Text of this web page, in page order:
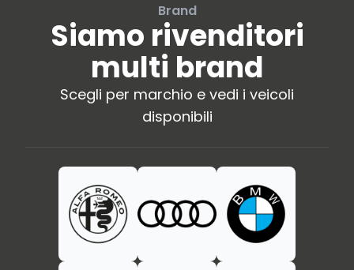
Brand
Siamo rivenditori
multi brand
Scegli per marchio e vedi i veicoli
disponibili